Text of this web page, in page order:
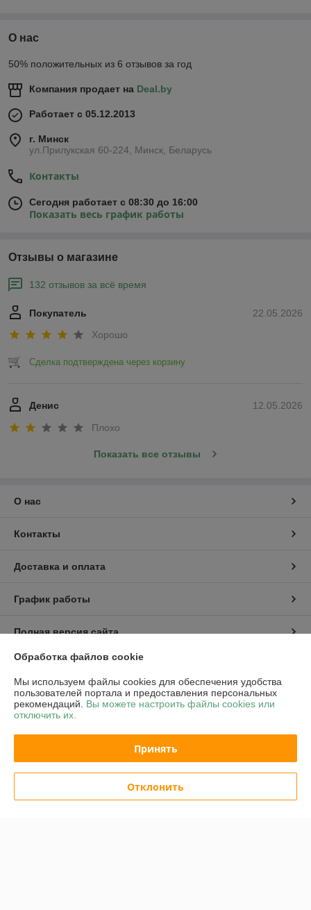
О нас
50% положительных из 6 отзывов за год
Компания продает на Deal.by
Работает с 05.12.2013
г. Минск
ул.Прилукская 60-224, Минск, Беларусь
Контакты
Сегодня работает с 08:30 до 16:00
Показать весь график работы
Отзывы о магазине
132 отзывов за всё время
22.05.2026
Покупатель
Хорошо
Сделка подтверждена через корзину
12.05.2026
Денис
Плохо
Показать все отзывы
О нас
Контакты
Доставка и оплата
График работы
Полная версия сайта
Политика обработки cookies
Сайт создан на платформе Deal.by
Информация для покупателя
Обработка файлов cookie
Мы используем файлы cookies для обеспечения удобства
пользователей портала и предоставления персональных
рекомендаций. Вы можете настроить файлы cookies или
отключить их.
Принять
Отклонить